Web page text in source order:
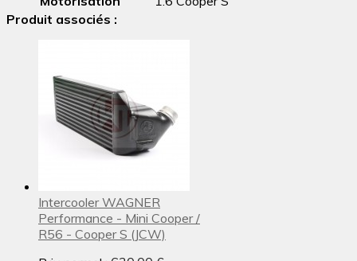
Produit associés :
Intercooler WAGNER
Performance - Mini Cooper /
R56 - Cooper S (JCW)